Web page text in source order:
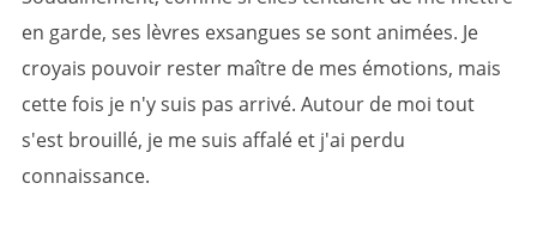
en garde, ses lèvres exsangues se sont animées. Je
croyais pouvoir rester maître de mes émotions, mais
cette fois je n'y suis pas arrivé. Autour de moi tout
s'est brouillé, je me suis affalé et j'ai perdu
connaissance.